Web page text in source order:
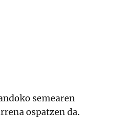
semearen
ospatzen da.